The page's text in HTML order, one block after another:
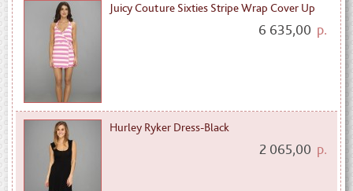
Juicy Couture Sixties Stripe Wrap Cover Up
6 635,00 р.
Hurley Ryker Dress-Black
2 065,00 р.